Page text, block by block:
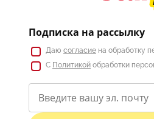
Подписка на рассылку
Даю согласие на обработку
С Политикой обработки